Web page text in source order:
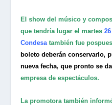
El show del músico y
que tendría lugar el martes26
Condesatambién fue
boleto deberán conservarlo,
nueva fecha, que pronto se
empresa de espectáculos.
La promotora también